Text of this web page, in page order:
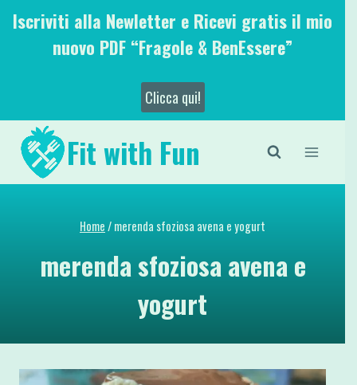
SaltaIscriviti alla Newletter e Ricevi gratis il mio
nuovo PDF “Fragole & BenEssere”
Clicca qui!
Fit with Fun
Home/merenda sfoziosa avena e yogurt
merenda sfoziosa avena e
yogurt